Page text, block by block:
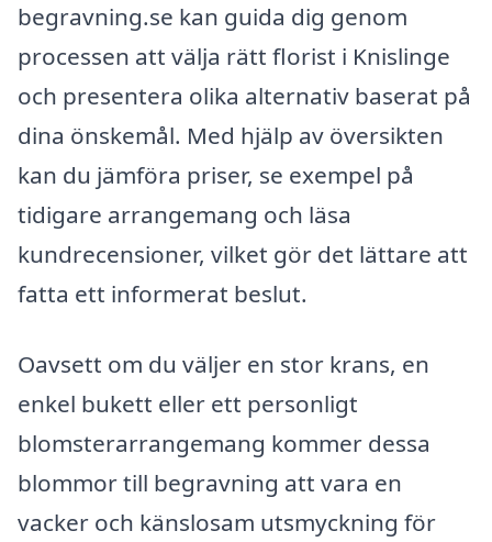
begravning.se kan guida dig genom
processen att välja rätt florist i Knislinge
och presentera olika alternativ baserat på
dina önskemål. Med hjälp av översikten
kan du jämföra priser, se exempel på
tidigare arrangemang och läsa
kundrecensioner, vilket gör det lättare att
fatta ett informerat beslut.
Oavsett om du väljer en stor krans, en
enkel bukett eller ett personligt
blomsterarrangemang kommer dessa
blommor till begravning att vara en
vacker och känslosam utsmyckning för